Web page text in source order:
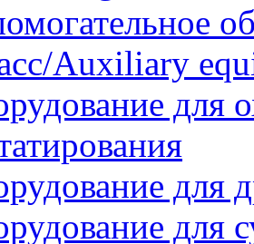
Auxiliary
для
для
для